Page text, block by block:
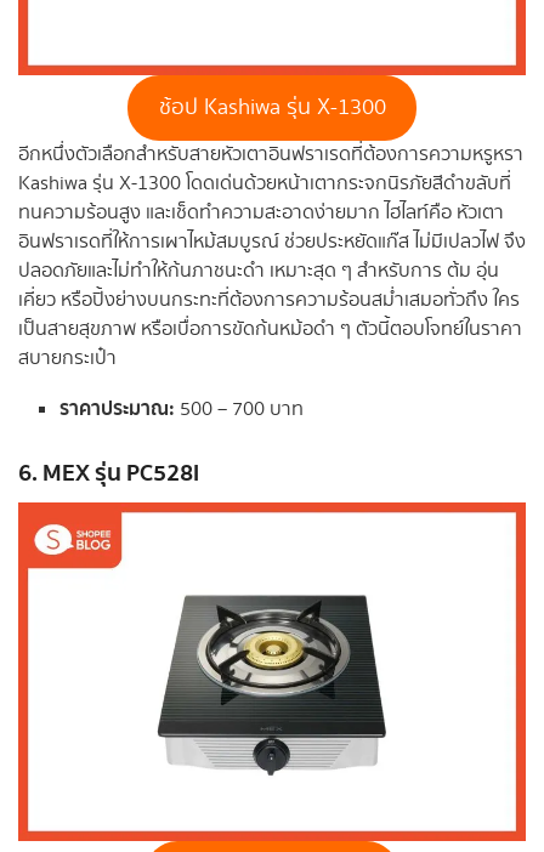
ช้อป Kashiwa รุ่น X-1300
อีกหนึ่งตัวเลือกสำหรับสายหัวเตาอินฟราเรดที่ต้องการความหรูหรา
Kashiwa รุ่น X-1300 โดดเด่นด้วยหน้าเตากระจกนิรภัยสีดำขลับที่
ทนความร้อนสูง และเช็ดทำความสะอาดง่ายมาก ไฮไลท์คือ หัวเตา
อินฟราเรดที่ให้การเผาไหม้สมบูรณ์ ช่วยประหยัดแก๊ส ไม่มีเปลวไฟ จึง
ปลอดภัยและไม่ทำให้ก้นภาชนะดำ เหมาะสุด ๆ สำหรับการ ต้ม อุ่น
เคี่ยว หรือปิ้งย่างบนกระทะที่ต้องการความร้อนสม่ำเสมอทั่วถึง ใคร
เป็นสายสุขภาพ หรือเบื่อการขัดก้นหม้อดำ ๆ ตัวนี้ตอบโจทย์ในราคา
สบายกระเป๋า
ราคาประมาณ: 500 – 700 บาท
6. MEX รุ่น PC528I